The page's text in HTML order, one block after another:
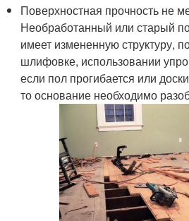
Поверхностная прочность не
Необработанный или старый
имеет измененную структуру,
шлифовке, использовании
если пол прогибается или
то основание необходимо